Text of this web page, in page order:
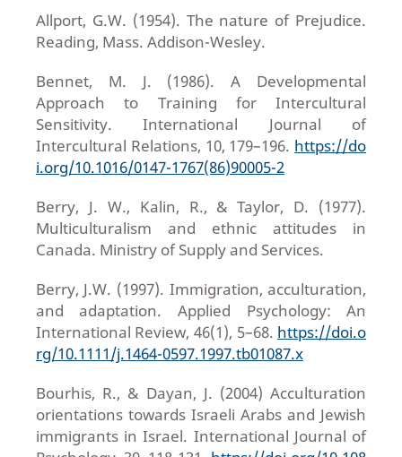
Allport, G.W. (1954). The nature of Prejudice.
Reading, Mass. Addison-Wesley.
Bennet, M. J. (1986). A Developmental
Approach to Training for Intercultural
Sensitivity. International Journal of
Intercultural Relations, 10, 179–196. https://do
i.org/10.1016/0147-1767(86)90005-2
Berry, J. W., Kalin, R., & Taylor, D. (1977).
Multiculturalism and ethnic attitudes in
Canada. Ministry of Supply and Services.
Berry, J.W. (1997). Immigration, acculturation,
and adaptation. Applied Psychology: An
International Review, 46(1), 5–68. https://doi.o
rg/10.1111/j.1464-0597.1997.tb01087.x
Bourhis, R., & Dayan, J. (2004) Acculturation
orientations towards Israeli Arabs and Jewish
immigrants in Israel. International Journal of